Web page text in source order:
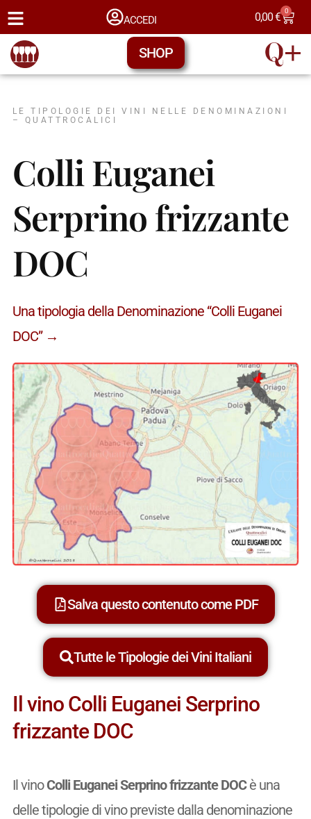
ACCEDI 0,00€ 0
SHOP
LE TIPOLOGIE DEI VINI NELLE DENOMINAZIONI
– QUATTROCALICI
Colli Euganei
Serprino frizzante
DOC
Una tipologia della Denominazione “Colli Euganei
DOC” →
Salva questo contenuto come PDF
Tutte le Tipologie dei Vini Italiani
Il vino Colli Euganei Serprino
frizzante DOC
Il vinoColli Euganei Serprino frizzante DOCè una
delle tipologie di vino previste dalla denominazione